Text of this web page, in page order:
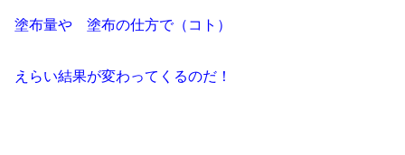
塗布量や 塗布の仕方で（コト）
えらい結果が変わってくるのだ！